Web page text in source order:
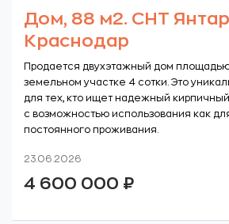
Дом, 88 м2. СНТ
Краснодар
Продается двухэтажный дом
земельном участке 4 сотки. Это
для тех, кто ищет надежный
с возможностью использования как
постоянного проживания.
23.06.2026
4 600 000 ₽